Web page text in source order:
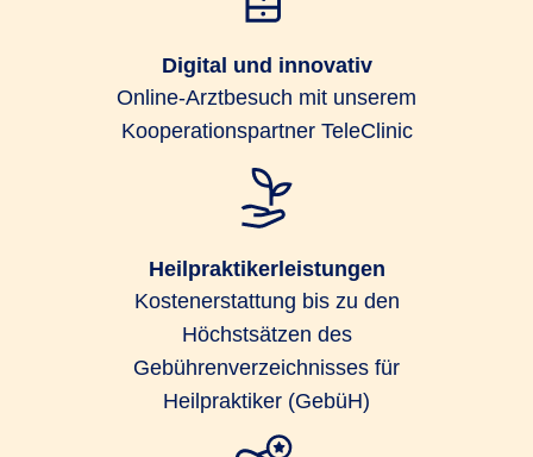
Digital und innovativ
Online-Arztbesuch mit unserem
Kooperationspartner TeleClinic
Heilpraktikerleistungen
Kostenerstattung bis zu den
Höchstsätzen des
Gebührenverzeichnisses für
Heilpraktiker (GebüH)